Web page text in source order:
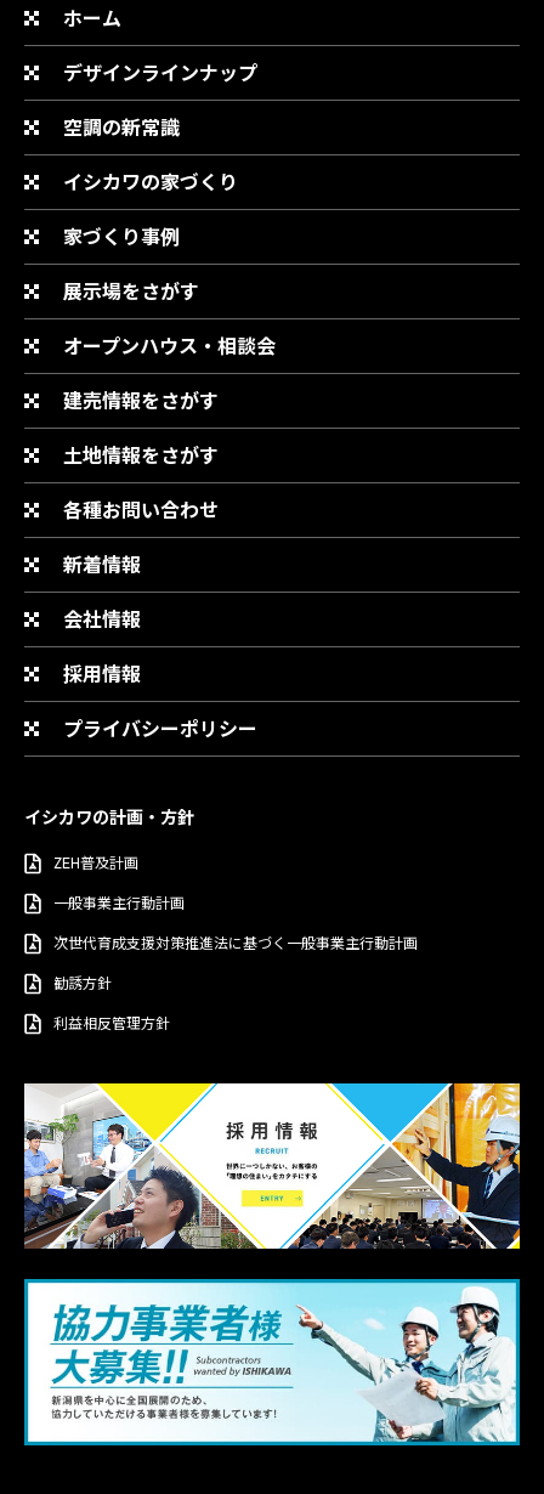
ホーム
デザインラインナップ
空調の新常識
イシカワの家づくり
家づくり事例
展示場をさがす
オープンハウス・相談会
建売情報をさがす
土地情報をさがす
各種お問い合わせ
新着情報
会社情報
採用情報
プライバシーポリシー
イシカワの計画・方針
ZEH普及計画
一般事業主行動計画
次世代育成支援対策推進法に基づく一般事業主行動計画
勧誘方針
利益相反管理方針